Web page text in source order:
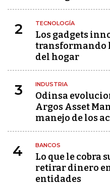
2 TECNOLOGÍA
Los gadgets
transformando
del hogar
3 INDUSTRIA
Odinsa
Argos Asset
manejo de los
4 BANCOS
Lo que le cobra
retirar dinero
entidades